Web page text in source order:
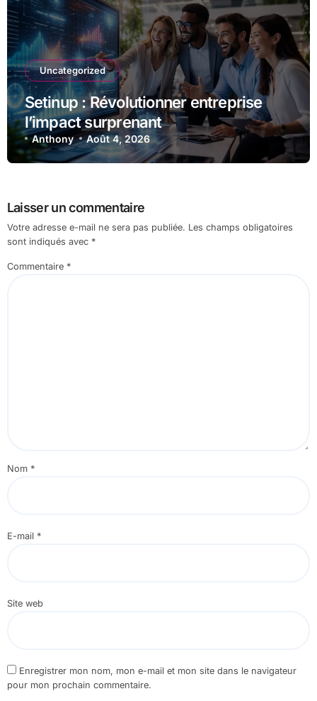
Uncategorized
Setinup : Révolutionner entreprise
l’impact surprenant
Anthony Août 4, 2026
Laisser un commentaire
Votre adresse e-mail ne sera pas publiée. Les champs obligatoires
sont indiqués avec *
Commentaire *
Nom *
E-mail *
Site web
Enregistrer mon nom, mon e-mail et mon site dans le navigateur
pour mon prochain commentaire.